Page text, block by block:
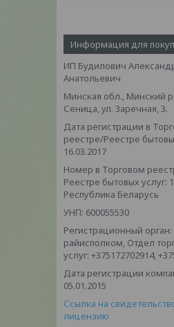
Информация для
ИП Будилович
Анатольевич
Минская обл., Минский
Сеница, ул. Заречная, 3.
Дата регистрации в
реестре/Реестре
16.03.2017
Номер в Торговом
Реестре бытовых услуг:
Республика Беларусь
УНП: 600055530
Регистрационный
райисполком, Отдел
услуг: +375172702914,
Дата регистрации
05.01.2015
Ссылка на
лицензию